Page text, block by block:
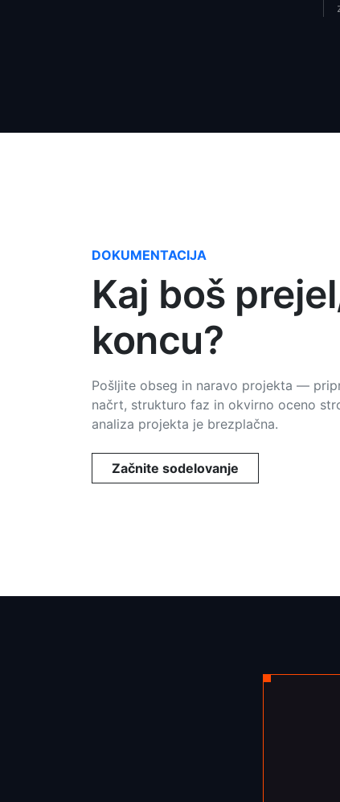
DOKUMENTACIJA
Kaj boš
koncu?
Pošljite obseg in naravo projekta —
načrt, strukturo faz in okvirno oceno
analiza projekta je brezplačna.
Začnite sodelovanje